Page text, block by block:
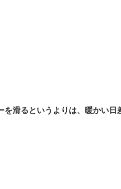
を滑るというよりは、暖かい